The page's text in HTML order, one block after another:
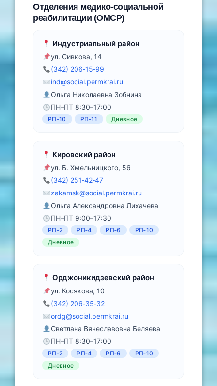
Отделения медико‑социальной
реабилитации (ОМСР)
Индустриальный район
ул. Сивкова, 14
(342) 206‑15‑99
ind@social.permkrai.ru
Ольга Николаевна Зобнина
ПН–ПТ 8:30–17:00
РП‑10 РП‑11 Дневное
Кировский район
ул. Б. Хмельницкого, 56
(342) 251‑42‑47
zakamsk@social.permkrai.ru
Ольга Александровна Лихачева
ПН–ПТ 9:00–17:30
РП‑2 РП‑4 РП‑6
РП‑10
Дневное
Орджоникидзевский район
ул. Косякова, 10
(342) 206‑35‑32
ordg@social.permkrai.ru
Светлана Вячеславовна Беляева
ПН–ПТ 8:30–17:00
РП‑2 РП‑4 РП‑6
РП‑10
Дневное